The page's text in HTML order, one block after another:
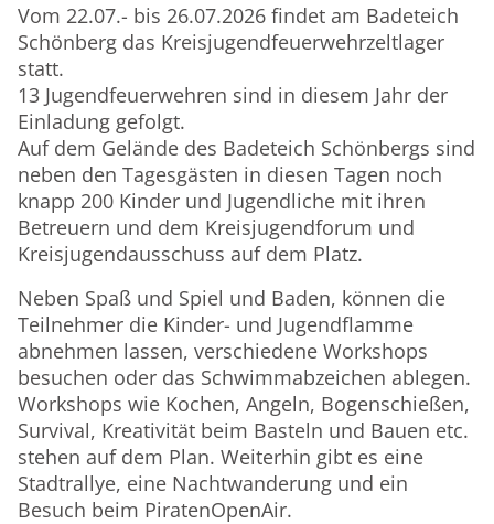
Vom 22.07.- bis 26.07.2026 findet am Badeteich
Schönberg das Kreisjugendfeuerwehrzeltlager
statt.
13 Jugendfeuerwehren sind in diesem Jahr der
Einladung gefolgt.
Auf dem Gelände des Badeteich Schönbergs sind
neben den Tagesgästen in diesen Tagen noch
knapp 200 Kinder und Jugendliche mit ihren
Betreuern und dem Kreisjugendforum und
Kreisjugendausschuss auf dem Platz.
Neben Spaß und Spiel und Baden, können die
Teilnehmer die Kinder- und Jugendflamme
abnehmen lassen, verschiedene Workshops
besuchen oder das Schwimmabzeichen ablegen.
Workshops wie Kochen, Angeln, Bogenschießen,
Survival, Kreativität beim Basteln und Bauen etc.
stehen auf dem Plan. Weiterhin gibt es eine
Stadtrallye, eine Nachtwanderung und ein
Besuch beim PiratenOpenAir.